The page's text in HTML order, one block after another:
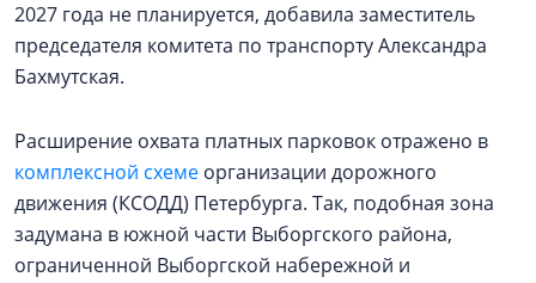
2027 года не планируется, добавила заместитель
председателя комитета по транспорту Александра
Бахмутская.
Расширение охвата платных парковок отражено в
комплексной схеме организации дорожного
движения (КСОДД) Петербурга. Так, подобная зона
задумана в южной части Выборгского района,
ограниченной Выборгской набережной и